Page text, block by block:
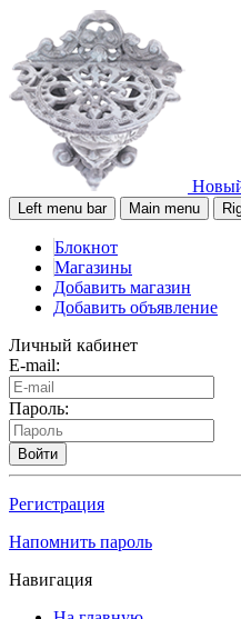
Left menu bar Main menu
Блокнот
Магазины
Добавить магазин
Добавить объявление
Личный кабинет
E-mail:
Пароль:
Войти
Регистрация
Напомнить пароль
Навигация